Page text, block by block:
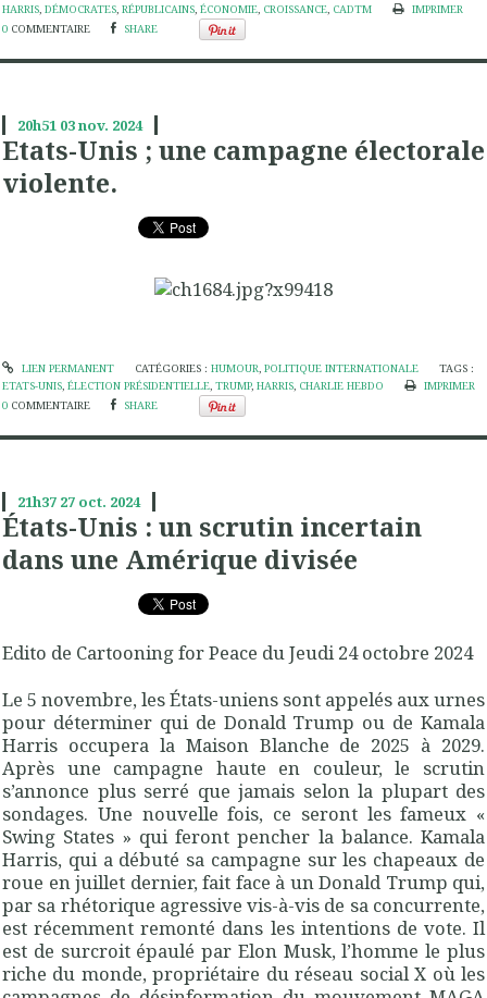
HARRIS DÉMOCRATES RÉPUBLICAINS ÉCONOMIE CROISSANCE CADTM
IMPRIMER
0 COMMENTAIRE SHARE
20h51 03nov. 2024
Etats-Unis ; une campagne électorale
violente.
LIEN PERMANENT CATÉGORIES : HUMOUR, POLITIQUE INTERNATIONALE
TAGS :
ETATS-UNIS, ÉLECTION PRÉSIDENTIELLE, TRUMP, HARRIS, CHARLIE HEBDO
IMPRIMER
0 COMMENTAIRE SHARE
21h37 27 oct. 2024
États-Unis : un scrutin incertain
dans une Amérique divisée
Edito de Cartooning for Peace du Jeudi 24 octobre 2024
Le 5 novembre, les États-uniens sont appelés aux urnes
pour déterminer qui de Donald Trump ou de Kamala
Harris occupera la Maison Blanche de 2025 à 2029.
Après une campagne haute en couleur, le scrutin
s’annonce plus serré que jamais selon la plupart des
sondages. Une nouvelle fois, ce seront les fameux «
Swing States » qui feront pencher la balance. Kamala
Harris, qui a débuté sa campagne sur les chapeaux de
roue en juillet dernier, fait face à un Donald Trump qui,
par sa rhétorique agressive vis-à-vis de sa concurrente,
est récemment remonté dans les intentions de vote. Il
est de surcroit épaulé par Elon Musk, l’homme le plus
riche du monde, propriétaire du réseau social X où les